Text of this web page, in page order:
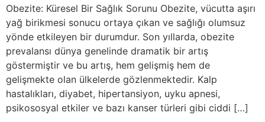
Obezite: Küresel Bir Sağlık Sorunu Obezite, vücutta aşırı
yağ birikmesi sonucu ortaya çıkan ve sağlığı olumsuz
yönde etkileyen bir durumdur. Son yıllarda, obezite
prevalansı dünya genelinde dramatik bir artış
göstermiştir ve bu artış, hem gelişmiş hem de
gelişmekte olan ülkelerde gözlenmektedir. Kalp
hastalıkları, diyabet, hipertansiyon, uyku apnesi,
psikososyal etkiler ve bazı kanser türleri gibi ciddi […]